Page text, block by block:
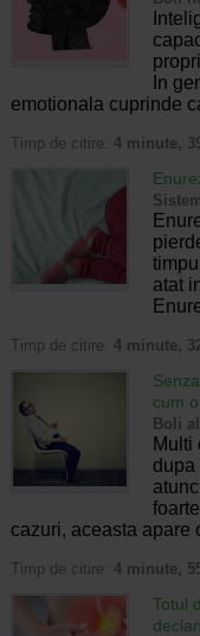
In
emotionala cuprinde
Timp de citire: 4 minute,
atat
Timp de citire: 4 minute,
cum
Boli
Multi
dupa
cazuri, aceasta
Timp de citire: 4 minute,
Totul